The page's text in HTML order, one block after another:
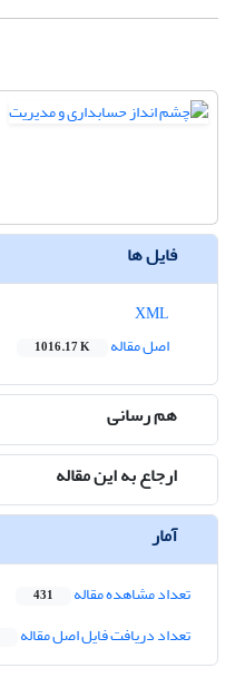
فایل ها
اصل مقاله
1016.17 K
هم رسانی
ارجاع به این مقاله
آمار
تعداد مشاهده مقاله 431
تعداد دریافت فایل اصل مقاله